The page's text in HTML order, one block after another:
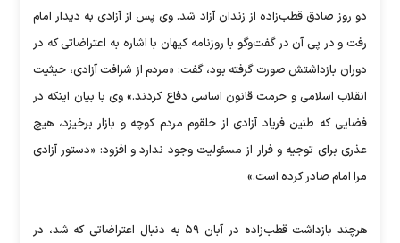
دو روز صادق قطب‌زاده از زندان آزاد شد. وی پس از آزادی به دیدار امام
رفت و در پی آن در گفت‌وگو با روزنامه کیهان با اشاره به اعتراضاتی که در
دوران بازداشتش صورت گرفته بود، گفت: «مردم از شرافت آزادی، حیثیت
انقلاب اسلامی و حرمت قانون اساسی دفاع کردند.» وی با بیان اینکه در
فضایی که طنین فریاد آزادی از حلقوم مردم کوچه و بازار برخیزد، هیچ
عذری برای توجیه و فرار از مسئولیت وجود ندارد و افزود: «دستور آزادی
مرا امام صادر کرده است.»
هرچند بازداشت قطب‌زاده در آبان ۵۹ به دنبال اعتراضاتی که شد، در